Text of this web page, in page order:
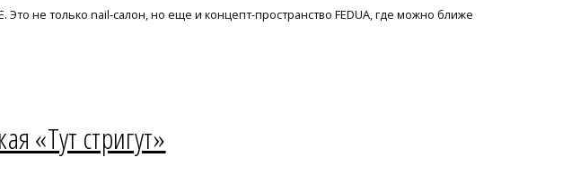
Это не только nail-салон, но еще и концепт-пространство FEDUA, где можно ближе
«Тут стригут»